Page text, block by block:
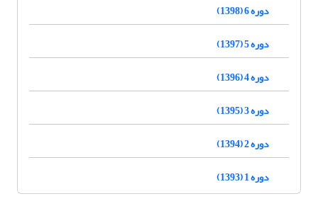
دوره 6 (1398)
دوره 5 (1397)
دوره 4 (1396)
دوره 3 (1395)
دوره 2 (1394)
دوره 1 (1393)